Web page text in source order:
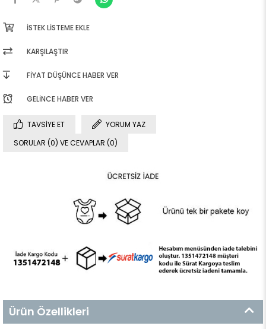
İSTEK LISTEME EKLE
KARŞILAŞTIR
FIYAT DÜŞÜNCE HABER VER
GELINCE HABER VER
TAVSIYE ET
YORUM YAZ
SORULAR (0) VE CEVAPLAR (0)
Ürün Özellikleri